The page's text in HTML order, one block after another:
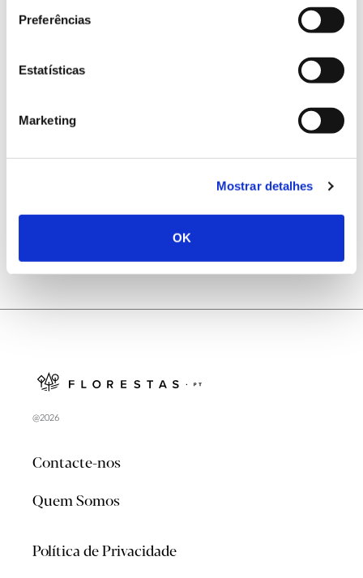
Preferências
Estatísticas
Marketing
Mostrar detalhes
OK
Registar galhas de Trichi em acácia-das-espigas:
25.06.2026
Natureza e florestas procuram jovens voluntários
@2026
Contacte-nos
Quem Somos
Política de Privacidade